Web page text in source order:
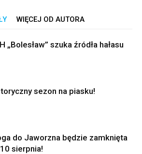
WIĘCEJ OD AUTORA
„Bolesław” szuka źródła hałasu
sezon na piasku!
do Jaworzna będzie zamknięta
sierpnia!